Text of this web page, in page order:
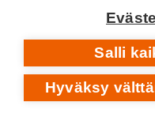
Salli
Hyväksy